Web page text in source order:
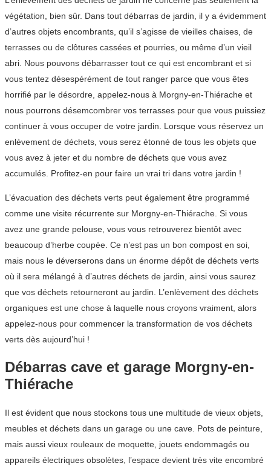
végétation, bien sûr. Dans tout débarras de jardin, il y a évidemment
d’autres objets encombrants, qu’il s’agisse de vieilles chaises, de
terrasses ou de clôtures cassées et pourries, ou même d’un vieil
abri. Nous pouvons débarrasser tout ce qui est encombrant et si
vous tentez désespérément de tout ranger parce que vous êtes
horrifié par le désordre, appelez-nous à Morgny-en-Thiérache et
nous pourrons désemcombrer vos terrasses pour que vous puissiez
continuer à vous occuper de votre jardin. Lorsque vous réservez un
enlèvement de déchets, vous serez étonné de tous les objets que
vous avez à jeter et du nombre de déchets que vous avez
accumulés. Profitez-en pour faire un vrai tri dans votre jardin !
L’évacuation des déchets verts peut également être programmé
comme une visite récurrente sur Morgny-en-Thiérache. Si vous
avez une grande pelouse, vous vous retrouverez bientôt avec
beaucoup d’herbe coupée. Ce n’est pas un bon compost en soi,
mais nous le déverserons dans un énorme dépôt de déchets verts
où il sera mélangé à d’autres déchets de jardin, ainsi vous saurez
que vos déchets retourneront au jardin. L’enlèvement des déchets
organiques est une chose à laquelle nous croyons vraiment, alors
appelez-nous pour commencer la transformation de vos déchets
verts dès aujourd’hui !
Débarras cave et garage Morgny-en-
Thiérache
Il est évident que nous stockons tous une multitude de vieux objets,
meubles et déchets dans un garage ou une cave. Pots de peinture,
mais aussi vieux rouleaux de moquette, jouets endommagés ou
appareils électriques obsolètes, l’espace devient très vite encombré